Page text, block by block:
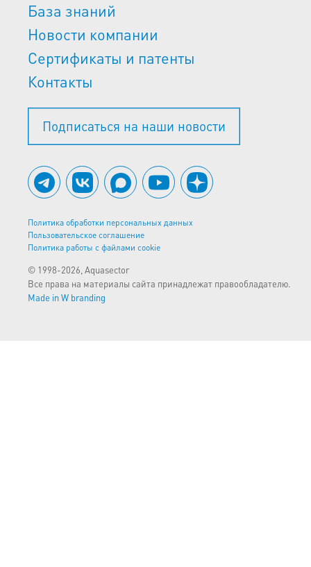
База знаний
Новости компании
Сертификаты и патенты
Контакты
Подписаться на наши новости
Политика обработки персональных данных
Пользовательское соглашение
Политика работы с файлами cookie
© 1998-2026, Aquasector
Все права на материалы сайта принадлежат правообладателю.
Made in W branding